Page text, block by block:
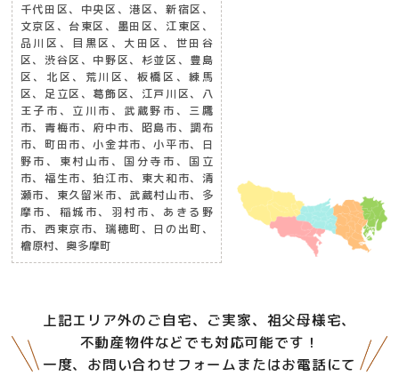
千代田区、中央区、港区、新宿区、
文京区、台東区、墨田区、江東区、
品川区、目黒区、大田区、世田谷
区、渋谷区、中野区、杉並区、豊島
区、北区、荒川区、板橋区、練馬
区、足立区、葛飾区、江戸川区、八
王子市、立川市、武蔵野市、三鷹
市、青梅市、府中市、昭島市、調布
市、町田市、小金井市、小平市、日
野市、東村山市、国分寺市、国立
市、福生市、狛江市、東大和市、清
瀬市、東久留米市、武蔵村山市、多
摩市、稲城市、羽村市、あきる野
市、西東京市、瑞穂町、日の出町、
檜原村、奥多摩町
上記エリア外のご自宅、ご実家、祖父母様宅、
不動産物件などでも対応可能です！
一度、お問い合わせフォームまたはお電話にて